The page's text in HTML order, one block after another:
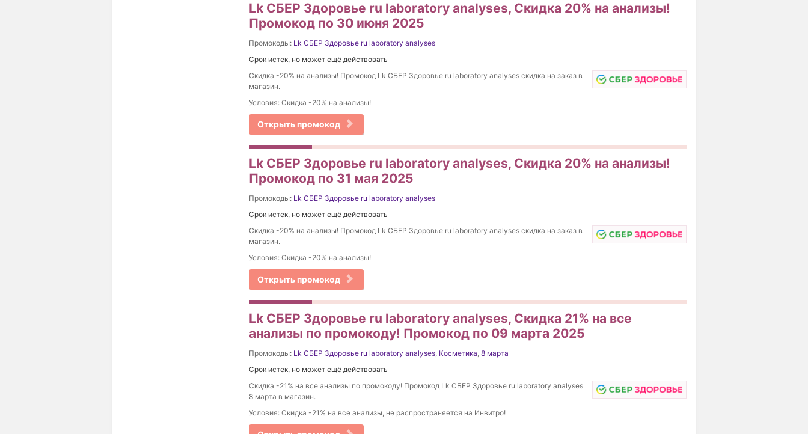
Lk СБЕР Здоровье ru laboratory analyses, Скидка 20% на анализы!
Промокод по 30 июня 2025
Промокоды: Lk СБЕР Здоровье ru laboratory analyses
Срок истек, но может ещё действовать
Скидка -20% на анализы! Промокод Lk СБЕР Здоровье ru laboratory analyses скидка на заказ в
магазин.
Условия: Скидка -20% на анализы!
Открыть промокод
Lk СБЕР Здоровье ru laboratory analyses, Скидка 20% на анализы!
Промокод по 31 мая 2025
Промокоды: Lk СБЕР Здоровье ru laboratory analyses
Срок истек, но может ещё действовать
Скидка -20% на анализы! Промокод Lk СБЕР Здоровье ru laboratory analyses скидка на заказ в
магазин.
Условия: Скидка -20% на анализы!
Открыть промокод
Lk СБЕР Здоровье ru laboratory analyses, Скидка 21% на все
анализы по промокоду! Промокод по 09 марта 2025
Промокоды: Lk СБЕР Здоровье ru laboratory analyses, Косметика, 8 марта
Срок истек, но может ещё действовать
Скидка -21% на все анализы по промокоду! Промокод Lk СБЕР Здоровье ru laboratory analyses
8 марта в магазин.
Условия: Скидка -21% на все анализы, не распространяется на Инвитро!